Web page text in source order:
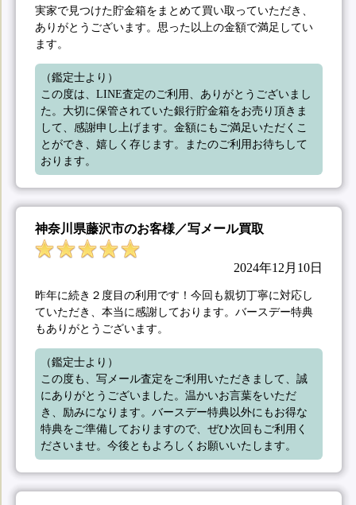
実家で見つけた貯金箱をまとめて買い取っていただき、
ありがとうございます。思った以上の金額で満足してい
ます。
（鑑定士より）
この度は、LINE査定のご利用、ありがとうございまし
た。大切に保管されていた銀行貯金箱をお売り頂きま
して、感謝申し上げます。金額にもご満足いただくこ
とができ、嬉しく存じます。またのご利用お待ちして
おります。
神奈川県藤沢市のお客様／写メール買取
2024年12月10日
昨年に続き２度目の利用です！今回も親切丁寧に対応し
ていただき、本当に感謝しております。バースデー特典
もありがとうございます。
（鑑定士より）
この度も、写メール査定をご利用いただきまして、誠
にありがとうございました。温かいお言葉をいただ
き、励みになります。バースデー特典以外にもお得な
特典をご準備しておりますので、ぜひ次回もご利用く
ださいませ。今後ともよろしくお願いいたします。